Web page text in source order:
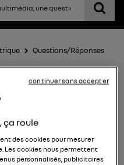
Questions/Réponses
électrique
ça roule
des cookies pour mesurer
Les cookies nous permettent
personnalisés, publicitaires
continuer sans accepter